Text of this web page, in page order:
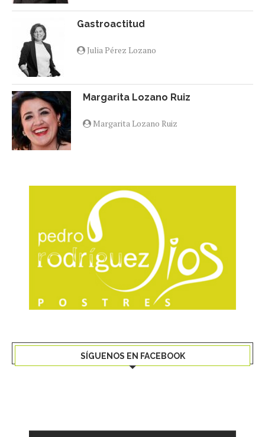
Gastroactitud
Julia Pérez Lozano
Margarita Lozano Ruiz
Margarita Lozano Ruiz
SÍGUENOS EN FACEBOOK